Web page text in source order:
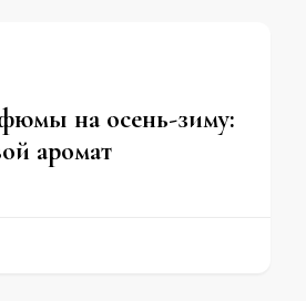
на осень-зиму:
аромат